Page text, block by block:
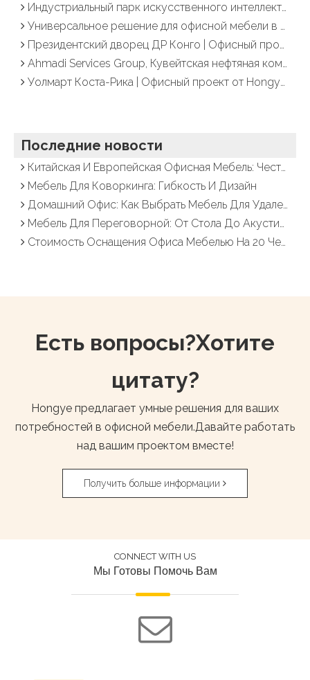
Индустриальный парк искусственного интеллекта | Офисный проект от Hongye Furniture
Универсальное решение для офисной мебели в Тринидаде и Тобаго | Мебельная группа Хонге
Президентский дворец ДР Конго | Офисный проект от Hongye Furniture
Ahmadi Services Group, Кувейтская нефтяная компания | Офисный проект от Hongye Furniture
Уолмарт Коста-Рика | Офисный проект от Hongye Furniture
Последние новости
Китайская И Европейская Офисная Мебель: Честное Сравнение Цены, Качества И Сроков
Мебель Для Коворкинга: Гибкость И Дизайн
Домашний Офис: Как Выбрать Мебель Для Удаленной Работы
Мебель Для Переговорной: От Стола До Акустических Панелей
Стоимость Оснащения Офиса Мебелью На 20 Человек: Детальная Смета 2026
Есть вопросы?Хотите
цитату?
Hongye предлагает умные решения для ваших
потребностей в офисной мебели.Давайте работать
над вашим проектом вместе!
Получить больше информации
CONNECT WITH US
Мы Готовы Помочь Вам